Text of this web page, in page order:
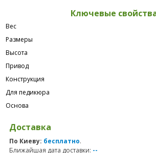
Ключевые
Вес
Размеры
Высота
Привод
Конструкция
Для педикюра
Основа
Доставка
По Киеву: бесплатно.
Ближайшая дата доставки: --